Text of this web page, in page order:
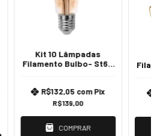
Kit 10 Lâmpadas
Filamento Bulbo- St64
R$139,00
R$132,05 comPix
COMPRAR